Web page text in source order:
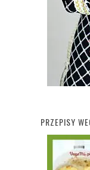
PRZEPISY